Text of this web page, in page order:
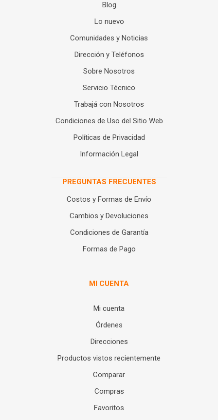
Blog
Lo nuevo
Comunidades y Noticias
Dirección y Teléfonos
Sobre Nosotros
Servicio Técnico
Trabajá con Nosotros
Condiciones de Uso del Sitio Web
Políticas de Privacidad
Información Legal
PREGUNTAS FRECUENTES
Costos y Formas de Envío
Cambios y Devoluciones
Condiciones de Garantía
Formas de Pago
MI CUENTA
Mi cuenta
Órdenes
Direcciones
Productos vistos recientemente
Comparar
Compras
Favoritos